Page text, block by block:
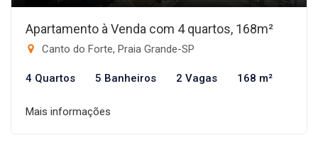
Apartamento à Venda com 4 quartos, 168m²
Canto do Forte, Praia Grande-SP
4 Quartos 5 Banheiros 2 Vagas 168 m²
Mais informações